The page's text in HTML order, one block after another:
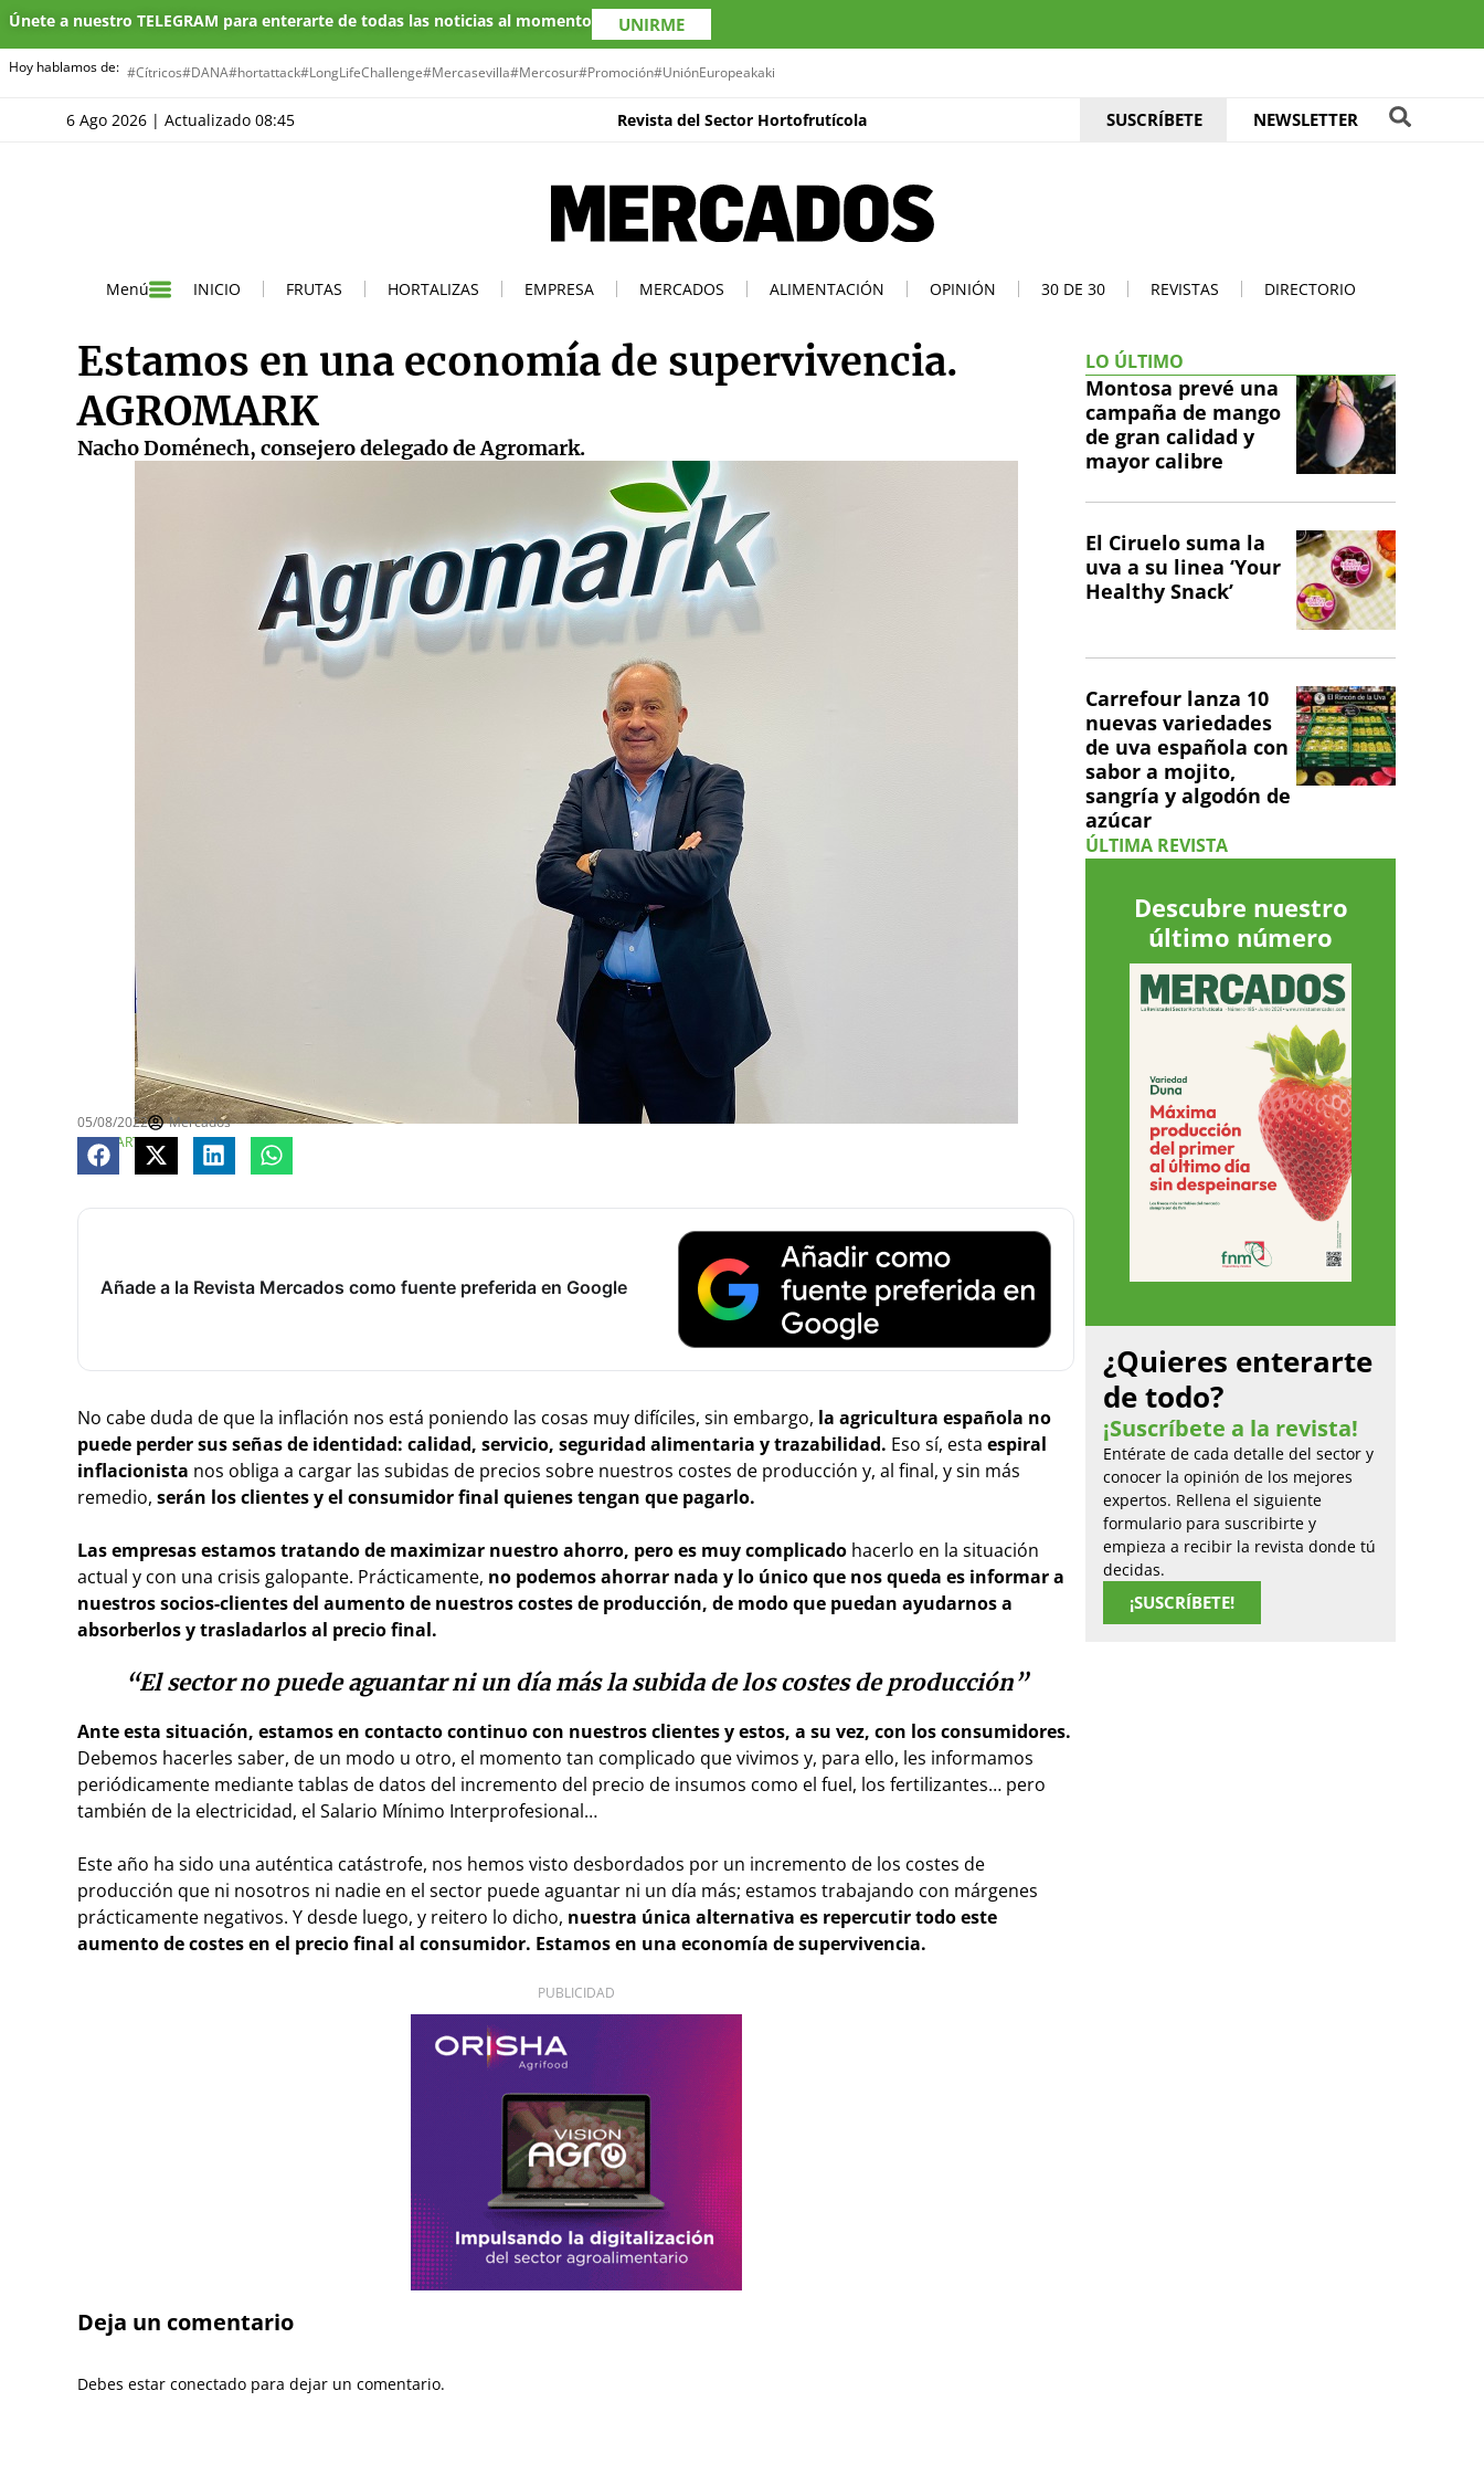
Únete a nuestro TELEGRAM para enterarte de todas las noticias al momento UNIRME
Hoy hablamos de: #Cítricos#DANA#hortattack#LongLifeChallenge#Mercasevilla#Mercosur#Promoción#UniónEuropeakaki
6 Ago 2026 | Actualizado 08:45 Revista del Sector Hortofrutícola SUSCRÍBETE NEWSLETTER
Menú INICIO FRUTAS HORTALIZAS EMPRESA MERCADOS ALIMENTACIÓN OPINIÓN 30 DE 30 REVISTAS DIRECTORIO
Estamos en una economía de supervivencia.
AGROMARK
Nacho Doménech, consejero delegado de Agromark.
05/08/2022
Mercados
COMPARTE
Añade a la Revista Mercados como fuente preferida en Google
No cabe duda de que la inflación nos está poniendo las cosas muy difíciles, sin embargo, la agricultura española no
puede perder sus señas de identidad: calidad, servicio, seguridad alimentaria y trazabilidad. Eso sí, esta espiral
inflacionista nos obliga a cargar las subidas de precios sobre nuestros costes de producción y, al final, y sin más
remedio, serán los clientes y el consumidor final quienes tengan que pagarlo.
Las empresas estamos tratando de maximizar nuestro ahorro, pero es muy complicado hacerlo en la situación
actual y con una crisis galopante. Prácticamente, no podemos ahorrar nada y lo único que nos queda es informar a
nuestros socios-clientes del aumento de nuestros costes de producción, de modo que puedan ayudarnos a
absorberlos y trasladarlos al precio final.
“El sector no puede aguantar ni un día más la subida de los costes de producción”
Ante esta situación, estamos en contacto continuo con nuestros clientes y estos, a su vez, con los consumidores.
Debemos hacerles saber, de un modo u otro, el momento tan complicado que vivimos y, para ello, les informamos
periódicamente mediante tablas de datos del incremento del precio de insumos como el fuel, los fertilizantes… pero
también de la electricidad, el Salario Mínimo Interprofesional…
Este año ha sido una auténtica catástrofe, nos hemos visto desbordados por un incremento de los costes de
producción que ni nosotros ni nadie en el sector puede aguantar ni un día más; estamos trabajando con márgenes
prácticamente negativos. Y desde luego, y reitero lo dicho, nuestra única alternativa es repercutir todo este
aumento de costes en el precio final al consumidor. Estamos en una economía de supervivencia.
PUBLICIDAD
Deja un comentario
Debes estar conectado para dejar un comentario.
LO ÚLTIMO
Montosa prevé una
campaña de mango
de gran calidad y
mayor calibre
El Ciruelo suma la
uva a su linea ‘Your
Healthy Snack’
Carrefour lanza 10
nuevas variedades
de uva española con
sabor a mojito,
sangría y algodón de
azúcar
ÚLTIMA REVISTA
Descubre nuestro
último número
¿Quieres enterarte
de todo?
¡Suscríbete a la revista!
Entérate de cada detalle del sector y
conocer la opinión de los mejores
expertos. Rellena el siguiente
formulario para suscribirte y
empieza a recibir la revista donde tú
decidas.
¡SUSCRÍBETE!